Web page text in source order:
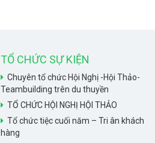
TỔ CHỨC SỰ KIỆN
Chuyên tổ chức Hội Nghị -Hội Thảo-
Teambuilding trên du thuyền
TỔ CHỨC HỘI NGHỊ HỘI THẢO
Tổ chức tiệc cuối năm – Tri ân khách
hàng